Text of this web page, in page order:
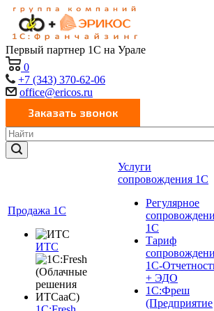
Первый партнер 1С на Урале
0
+7 (343) 370-62-06
office@ericos.ru
Продажа 1С
ИТС
Услуги
сопровождения 1С
Регулярное
1С
Тариф
1С-
+ ЭДО
1С:Фреш
(Предприятие